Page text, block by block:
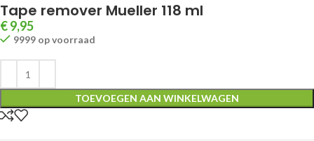
Tape remover Mueller 118 ml
€9,95
9999 op voorraad
TOEVOEGEN AAN WINKELWAGEN